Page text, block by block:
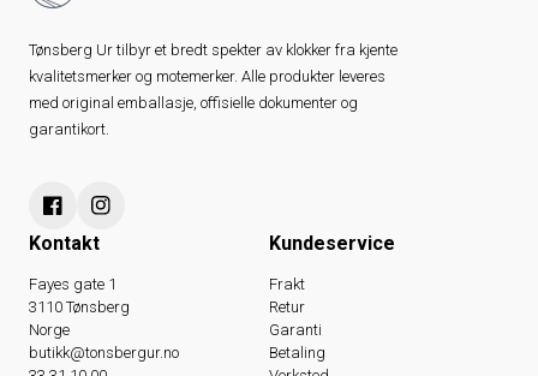
Tønsberg Ur tilbyr et bredt spekter av klokker fra kjente
kvalitetsmerker og motemerker. Alle produkter leveres
med original emballasje, offisielle dokumenter og
garantikort.
Kontakt
Fayes gate 1
3110 Tønsberg
Norge
butikk@tonsbergur.no
Kundeservice
Frakt
Retur
Garanti
Betaling